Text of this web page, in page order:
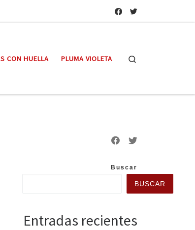
CON HUELLA PLUMA VIOLETA
Buscar
BUSCAR
Entradas recientes